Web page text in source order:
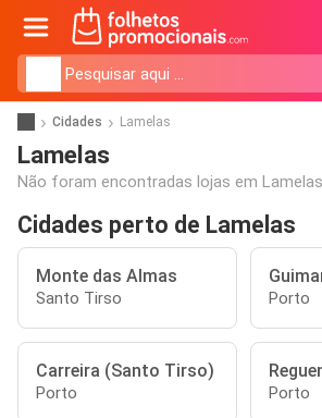
Cidades Lamelas
Lamelas
Não foram encontradas lojas em
Cidades perto de Lamelas
Monte das Almas
Santo Tirso Porto
Carreira (Santo Tirso)
Porto Porto